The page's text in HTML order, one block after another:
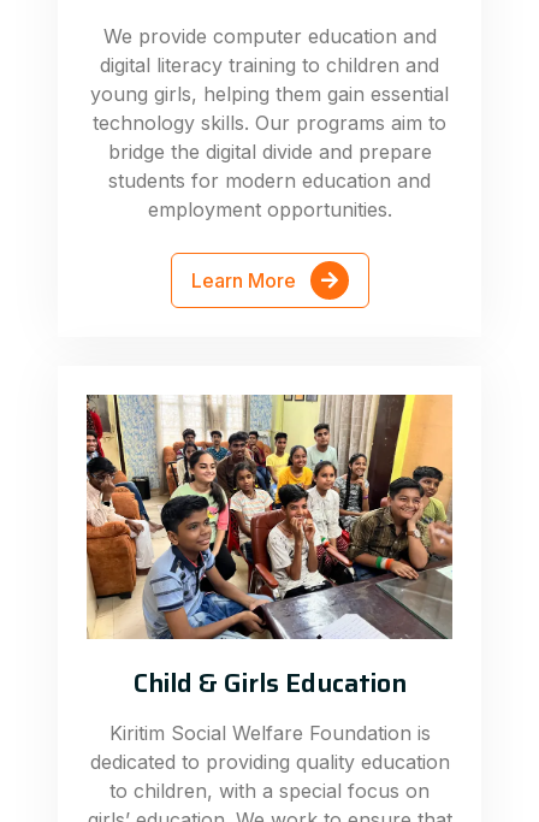
We provide computer education and
digital literacy training to children and
young girls, helping them gain essential
technology skills. Our programs aim to
bridge the digital divide and prepare
students for modern education and
employment opportunities.
Learn More
Child & Girls Education
Kiritim Social Welfare Foundation is
dedicated to providing quality education
to children, with a special focus on